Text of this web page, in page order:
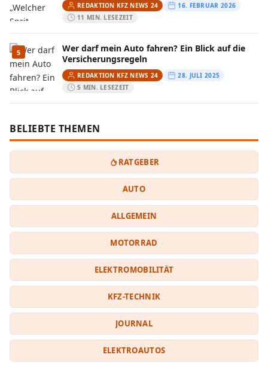
REDAKTION KFZ NEWS 24
16. FEBRUAR 2026
11 MIN. LESEZEIT
5
Wer darf mein Auto fahren? Ein Blick auf die
Versicherungsregeln
REDAKTION KFZ NEWS 24
28. JULI 2025
5 MIN. LESEZEIT
BELIEBTE THEMEN
RATGEBER
AUTO
ALLGEMEIN
MOTORRAD
ELEKTROMOBILITÄT
KFZ-TECHNIK
JOURNAL
ELEKTROAUTOS